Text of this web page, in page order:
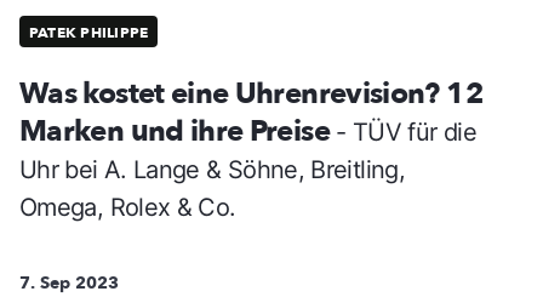
PATEK PHILIPPE
Was kostet eine Uhrenrevision? 12
Marken und ihre Preise - TÜV für die
Uhr bei A. Lange & Söhne, Breitling,
Omega, Rolex & Co.
7. Sep 2023